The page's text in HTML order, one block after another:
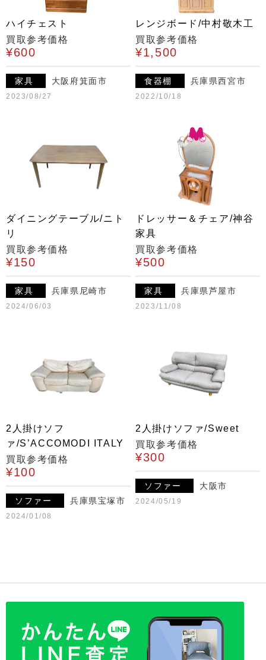
ハイチェスト
買取参考価格
¥600
家具 大阪府箕面市
2023/08/27
レンジボード/中村敬木工
買取参考価格
¥1,500
食器棚 兵庫県西宮市
2022/10/18
ダイニングテーブル/ニト
リ
買取参考価格
¥150
家具 兵庫県尼崎市
2024/06/03
ドレッサー＆チェア/神谷
家具
買取参考価格
¥500
家具 兵庫県芦屋市
2023/11/08
2人掛けソフ
ァ/S’ACCOMODI ITALY
買取参考価格
¥100
ソファー 兵庫県宝塚市
2024/01/08
2人掛けソファ/Sweet
買取参考価格
¥300
ソファー 大阪市
2024/05/19